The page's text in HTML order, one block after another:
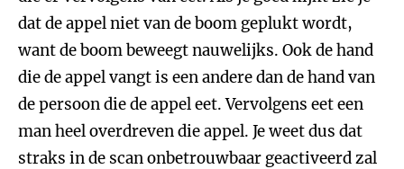
dat de appel niet van de boom geplukt wordt,
want de boom beweegt nauwelijks. Ook de hand
die de appel vangt is een andere dan de hand van
de persoon die de appel eet. Vervolgens eet een
man heel overdreven die appel. Je weet dus dat
straks in de scan onbetrouwbaar geactiveerd zal